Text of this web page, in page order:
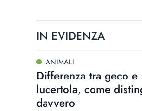
IN EVIDENZA
ANIMALI
Differenza tra geco e
lucertola, come
davvero